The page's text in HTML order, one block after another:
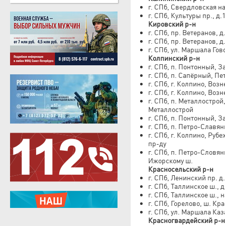
г. СПб, Свердловская
г. СПб, Культуры пр.,
Кировский р-н
г. СПб, пр. Ветеранов,
г. СПб, пр. Ветеранов,
г. СПб, ул. Маршала
Колпинский р-н
г. СПб, п. Понтонный,
г. СПб, п. Сапёрный,
г. СПб, г. Колпино,
г. СПб, г. Колпино,
г. СПб, п.
Металлострой
г. СПб, п. Понтонный,
г. СПб, п. Петро-
г. СПб, г. Колпино,
пр-ду
г. СПб, п. Петро-
Ижорскому ш.
Красносельский р-н
г. СПб, Ленинский пр.
г. СПб, Таллинское ш.,
г. СПб, Таллинское ш.,
г. СПб, Горелово, ш.
г. СПб, ул. Маршала
Красногвардейский р-н